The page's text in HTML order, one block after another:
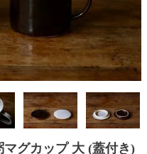
グカップ 大 (蓋付き)